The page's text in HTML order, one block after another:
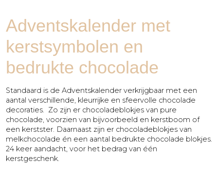
Adventskalender met
kerstsymbolen en
bedrukte chocolade
Standaard is de Adventskalender verkrijgbaar met een
aantal verschillende, kleurrijke en sfeervolle chocolade
decoraties. Zo zijn er chocoladeblokjes van pure
chocolade, voorzien van bijvoorbeeld en kerstboom of
een kerstster. Daarnaast zijn er chocoladeblokjes van
melkchocolade én een aantal bedrukte chocolade blokjes.
24 keer aandacht, voor het bedrag van één
kerstgeschenk.